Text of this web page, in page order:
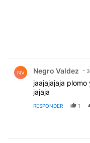
NV Negro Valdez
jaajajajaja
jajaja
RESPONDER 1